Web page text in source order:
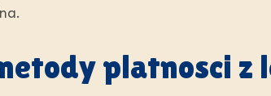
platnosci z